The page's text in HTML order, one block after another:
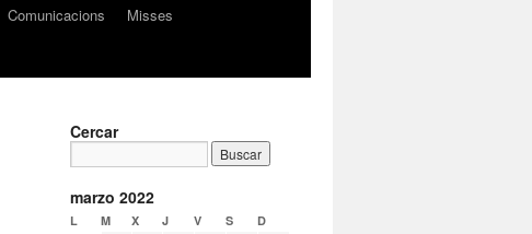
Comunicacions
Misses
Cercar
marzo 2022
L M X J V S D